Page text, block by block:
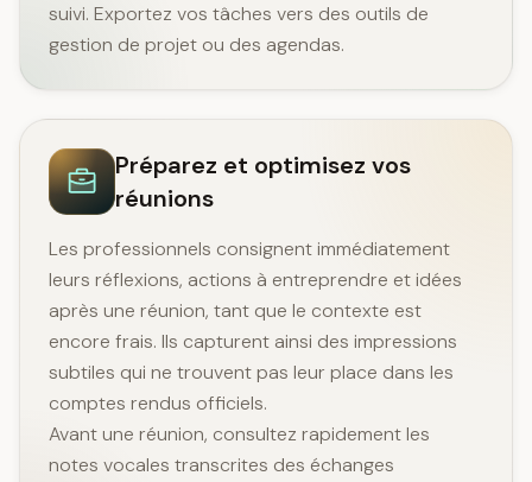
suivi. Exportez vos tâches vers des outils de
gestion de projet ou des agendas.
Préparez et optimisez vos
réunions
Les professionnels consignent immédiatement
leurs réflexions, actions à entreprendre et idées
après une réunion, tant que le contexte est
encore frais. Ils capturent ainsi des impressions
subtiles qui ne trouvent pas leur place dans les
comptes rendus officiels.
Avant une réunion, consultez rapidement les
notes vocales transcrites des échanges